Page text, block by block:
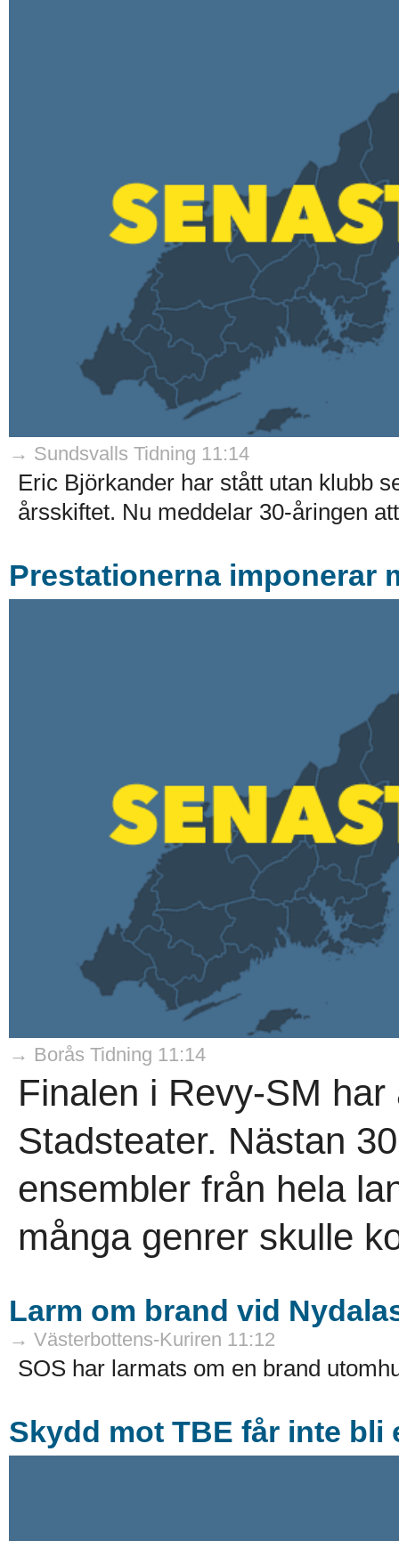
→ Sundsvalls Tidning 11:14
Eric Björkander har stått utan klubb
årsskiftet. Nu meddelar 30-åringen
Prestationerna imponerar
→ Borås Tidning 11:14
Finalen i Revy-SM
Stadsteater. Nästan
ensembler från hela
många genrer skulle
Larm om brand vid
→ Västerbottens-Kuriren 11:12
SOS har larmats om en brand
Skydd mot TBE får inte bli